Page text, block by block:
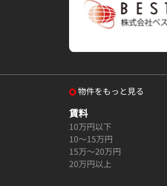
物件をもっと見る
賃料
10万円以下
10～15万円
15万～20万円
20万円以上